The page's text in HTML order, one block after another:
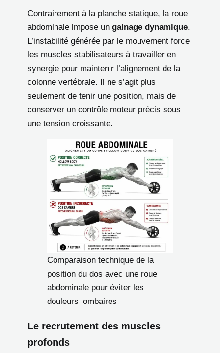
Contrairement à la planche statique, la roue
abdominale impose un gainage dynamique.
L’instabilité générée par le mouvement force
les muscles stabilisateurs à travailler en
synergie pour maintenir l’alignement de la
colonne vertébrale. Il ne s’agit plus
seulement de tenir une position, mais de
conserver un contrôle moteur précis sous
une tension croissante.
Comparaison technique de la
position du dos avec une roue
abdominale pour éviter les
douleurs lombaires
Le recrutement des muscles
profonds